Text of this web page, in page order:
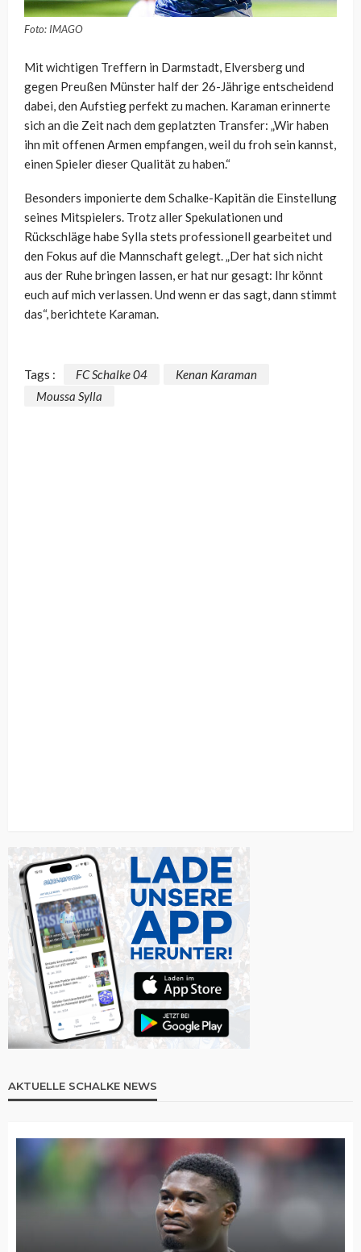
Foto: IMAGO
Mit wichtigen Treffern in Darmstadt, Elversberg und
gegen Preußen Münster half der 26-Jährige entscheidend
dabei, den Aufstieg perfekt zu machen. Karaman erinnerte
sich an die Zeit nach dem geplatzten Transfer: „Wir haben
ihn mit offenen Armen empfangen, weil du froh sein kannst,
einen Spieler dieser Qualität zu haben.“
Besonders imponierte dem Schalke-Kapitän die Einstellung
seines Mitspielers. Trotz aller Spekulationen und
Rückschläge habe Sylla stets professionell gearbeitet und
den Fokus auf die Mannschaft gelegt. „Der hat sich nicht
aus der Ruhe bringen lassen, er hat nur gesagt: Ihr könnt
euch auf mich verlassen. Und wenn er das sagt, dann stimmt
das“, berichtete Karaman.
Tags : FC Schalke 04
Kenan Karaman
Moussa Sylla
AKTUELLE SCHALKE NEWS